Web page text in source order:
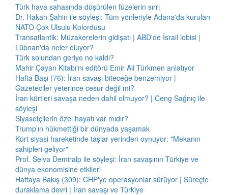
Türk hava sahasında düşürülen füzelerin sırrı
Dr. Hakan Şahin ile söyleşi: Tüm yönleriyle Adana'da kurulan
NATO Çok Ulsulu Kolordusu
Transatlantik: Müzakerelerin gidişatı | ABD'de İsrail lobisi |
Lübnan'da neler oluyor?
Türk solundan geriye ne kaldı?
Mahir Çayan Kitabı'nı editörü Emir Ali Türkmen anlatıyor
Hafta Başı (76): İran savaşı biteceğe benzemiyor |
Gazeteciler yeterince cesur değil mi?
İran kürtleri savaşa neden dahil olmuyor? | Ceng Sağnıç ile
söyleşi
Siyasetçilerin özel hayatı var mıdır?
Trump'ın hükmettiği bir dünyada yaşamak
Kürt siyasi hareketinde taşlar yerinden oynuyor: "Mekanın
sahipleri geliyor"
Prof. Selva Demiralp ile söyleşi: İran savaşının Türkiye ve
dünya ekonomisine etkileri
Haftaya Bakış (309): CHP'ye operasyonlar sürüyor | Süreçte
duraklama devri | İran savaşı ve Türkiye